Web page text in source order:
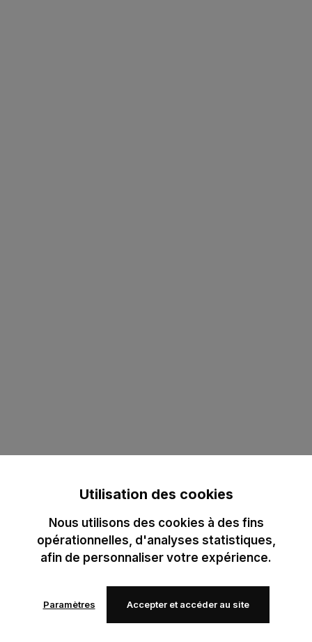
Utilisation des cookies
Nous utilisons des cookies à des fins
opérationnelles, d'analyses statistiques,
afin de personnaliser votre expérience.
Paramètres Accepter et accéder au site